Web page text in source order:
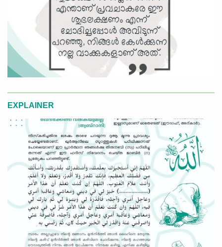
EXPLAINER